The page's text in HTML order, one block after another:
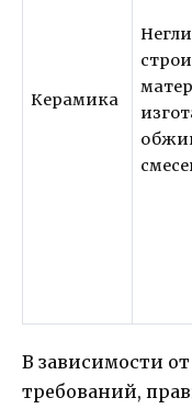
Керамика
В зависимости
требований,